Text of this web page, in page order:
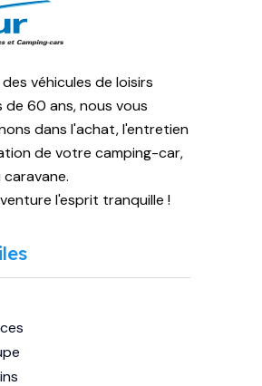
véhicules de loisirs
de 60 ans, nous vous
dans l'achat, l'entretien
de votre camping-car,
l'esprit tranquille !